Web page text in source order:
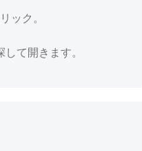
ック。
て開きます。